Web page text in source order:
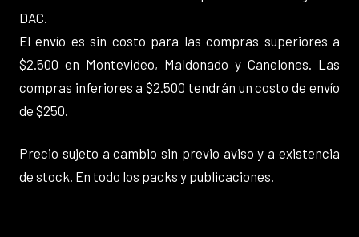
DAC.
El envío es sin costo para las compras superiores a
$2.500 en Montevideo, Maldonado y Canelones. Las
compras inferiores a $2.500 tendrán un costo de envío
de $250.
Precio sujeto a cambio sin previo aviso y a existencia
de stock. En todo los packs y publicaciones.